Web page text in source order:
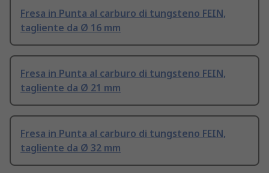
Fresa in Punta al carburo di tungsteno FEIN,
tagliente da Ø 16 mm
Fresa in Punta al carburo di tungsteno FEIN,
tagliente da Ø 21 mm
Fresa in Punta al carburo di tungsteno FEIN,
tagliente da Ø 32 mm